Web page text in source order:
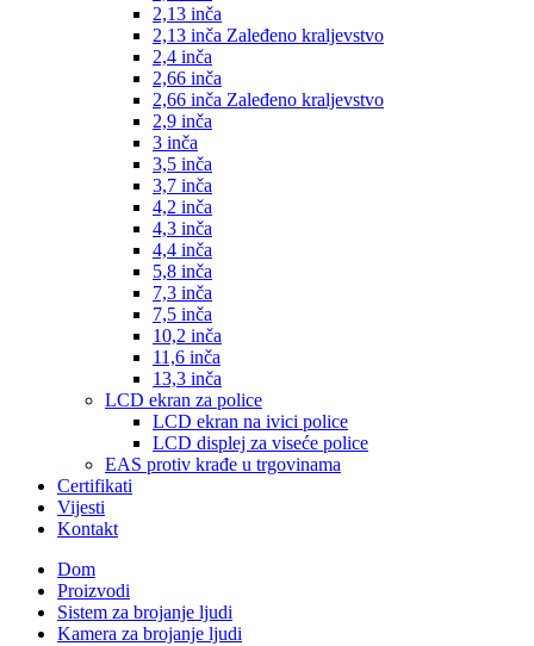
2,13 inča
2,13 inča Zaleđeno kraljevstvo
2,4 inča
2,66 inča
2,66 inča Zaleđeno kraljevstvo
2,9 inča
3 inča
3,5 inča
3,7 inča
4,2 inča
4,3 inča
4,4 inča
5,8 inča
7,3 inča
7,5 inča
10,2 inča
11,6 inča
13,3 inča
LCD ekran za police
LCD ekran na ivici police
LCD displej za viseće police
EAS protiv krađe u trgovinama
Certifikati
Vijesti
Kontakt
Dom
Proizvodi
Sistem za brojanje ljudi
Kamera za brojanje ljudi